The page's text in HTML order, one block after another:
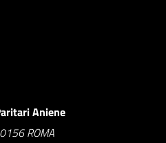
Aniene
ROMA